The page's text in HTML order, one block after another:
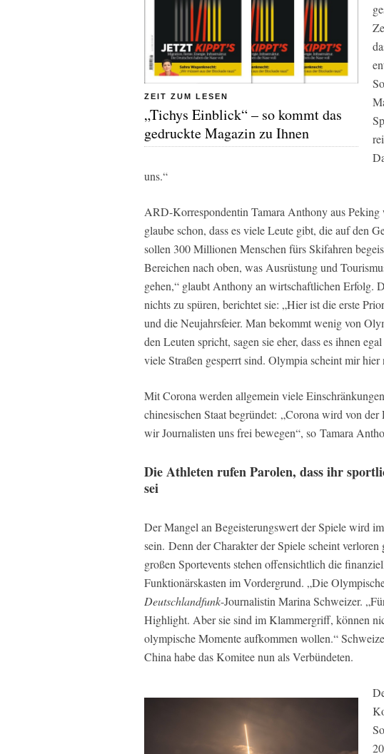
ZEIT ZUM LESEN
„Tichys Einblick“ – so kommt das
gedruckte Magazin zu Ihnen
uns.“
ARD-Korrespondentin Tamara Anthony aus
glaube schon, dass es viele Leute gibt, die auf den
sollen 300 Millionen Menschen fürs Skifahren
Bereichen nach oben, was Ausrüstung und
gehen,“ glaubt Anthony an wirtschaftlichen Erfolg.
nichts zu spüren, berichtet sie: „Hier ist die erste
und die Neujahrsfeier. Man bekommt wenig von
den Leuten spricht, sagen sie eher, dass es ihnen
viele Straßen gesperrt sind. Olympia scheint mir hier
Mit Corona werden allgemein viele
chinesischen Staat begründet: „Corona wird von
wir Journalisten uns frei bewegen“, so Tamara
Die Athleten rufen Parolen, dass ihr
sei
Der Mangel an Begeisterungswert der Spiele wird
sein. Denn der Charakter der Spiele scheint
großen Sportevents stehen offensichtlich die
Funktionärskasten im Vordergrund. „Die
Deutschlandfunk-Journalistin Marina Schweizer.
Highlight. Aber sie sind im Klammergriff, können
olympische Momente aufkommen wollen.“
China habe das Komitee nun als Verbündeten.